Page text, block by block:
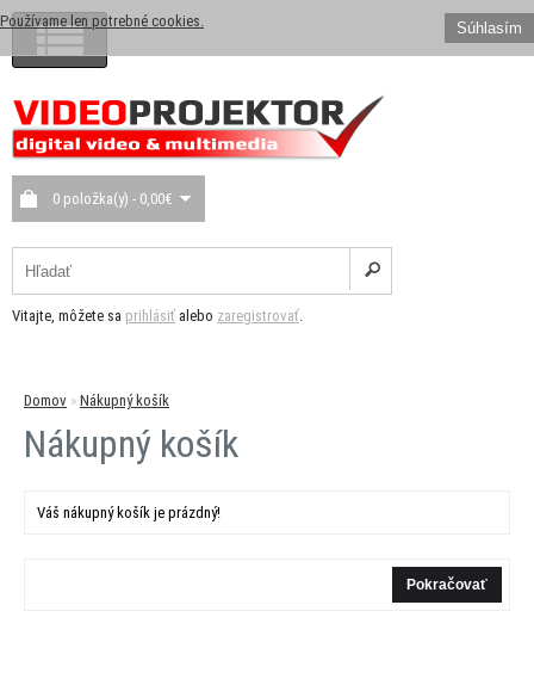
0 položka(y) - 0,00€
Vitajte, môžete sa prihlásiť alebo zaregistrovať.
Súhlasím
Používame len potrebné cookies.
Domov » Nákupný košík
Nákupný košík
Váš nákupný košík je prázdný!
Pokračovať